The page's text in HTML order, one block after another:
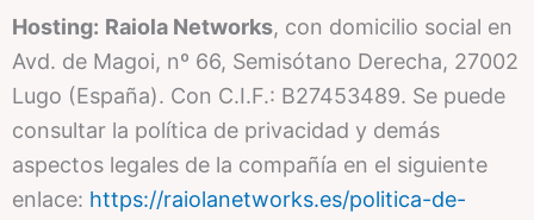
Hosting: Raiola Networks, con domicilio social en
Avd. de Magoi, nº 66, Semisótano Derecha, 27002
Lugo (España). Con C.I.F.: B27453489. Se puede
consultar la política de privacidad y demás
aspectos legales de la compañía en el siguiente
enlace: https://raiolanetworks.es/politica-de-